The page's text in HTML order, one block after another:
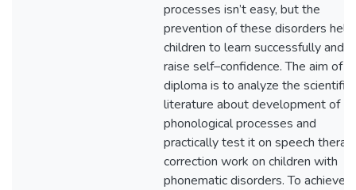
processes isn’t easy, but the
prevention of these disorders
children to learn successfully and
raise self–confidence. The aim of
diploma is to analyze the scientific
literature about development of
phonological processes and
practically test it on speech
correction work on children with
phonematic disorders. To achieve